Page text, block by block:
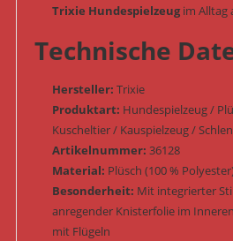
Trixie Hundespielzeugim Alltag
Technische
Hersteller: Trixie
Produktart: Hundespielzeug /
Kuscheltier / Kauspielzeug /
Artikelnummer: 36128
Material: Plüsch (100 %
Besonderheit: Mit integrierter
anregender Knisterfolie im
mit Flügeln